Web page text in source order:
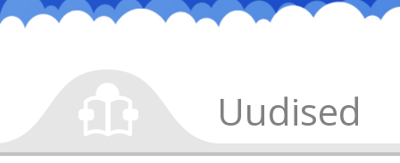
Uudised